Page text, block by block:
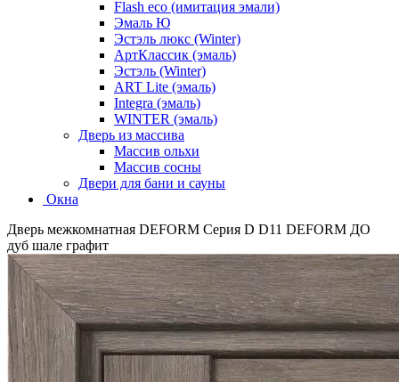
Flash eco (имитация эмали)
Эмаль Ю
Эстэль люкс (Winter)
АртКлассик (эмаль)
Эстэль (Winter)
ART Lite (эмаль)
Integra (эмаль)
WINTER (эмаль)
Дверь из массива
Массив ольхи
Массив сосны
Двери для бани и сауны
Окна
Дверь межкомнатная DEFORM Серия D D11 DEFORM ДО
дуб шале графит